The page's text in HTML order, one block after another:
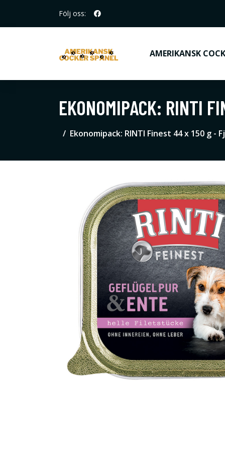
Följ oss:
AMERIKANSK
EKONOMIPACK: RINTI
Ekonomipack: RINTI Finest 44 x 150 g -